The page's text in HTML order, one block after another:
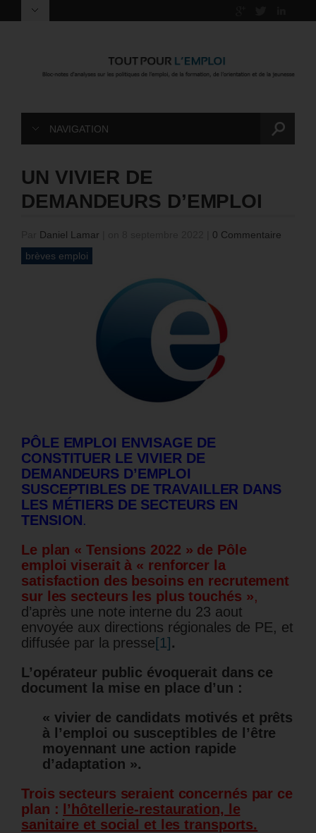
NAVIGATION
UN VIVIER DE
DEMANDEURS D’EMPLOI
Daniel Lamar
0 Commentaire
brèves emploi
PÔLE EMPLOI ENVISAGE DE
CONSTITUER LE VIVIER DE
DEMANDEURS D’EMPLOI
SUSCEPTIBLES DE TRAVAILLER DANS
LES MÉTIERS DE SECTEURS EN
TENSION.
Le plan « Tensions 2022 » de Pôle
emploi viserait à « renforcer la
satisfaction des besoins en recrutement
sur les secteurs les plus touchés »,
d’après une note interne du 23 aout
envoyée aux directions régionales de PE, et
diffusée par la presse[1] .
L’opérateur public évoquerait dans ce
document la mise en place d’un :
« vivier de candidats motivés et prêts
à l’emploi ou susceptibles de l’être
moyennant une action rapide
d’adaptation ».
Trois secteurs seraient concernés par ce
plan :
l’hôtellerie-restauration, le
sanitaire et social et les transports.